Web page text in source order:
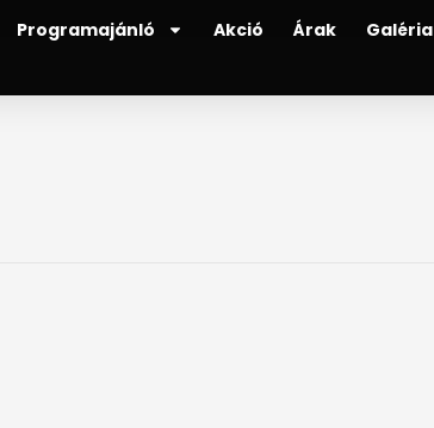
Programajánló Akció Árak Galéria